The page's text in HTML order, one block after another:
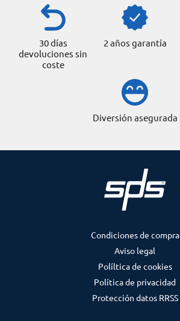
30 días
devoluciones sin
coste
2 años garantía
Diversión asegurada
Condiciones de compra
Aviso legal
Políltica de cookies
Política de privacidad
Protección datos RRSS